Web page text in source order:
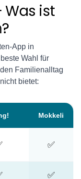
Was ist
App in
Wahl für
Familienalltag
bietet:
Mokkeli
✅
✅